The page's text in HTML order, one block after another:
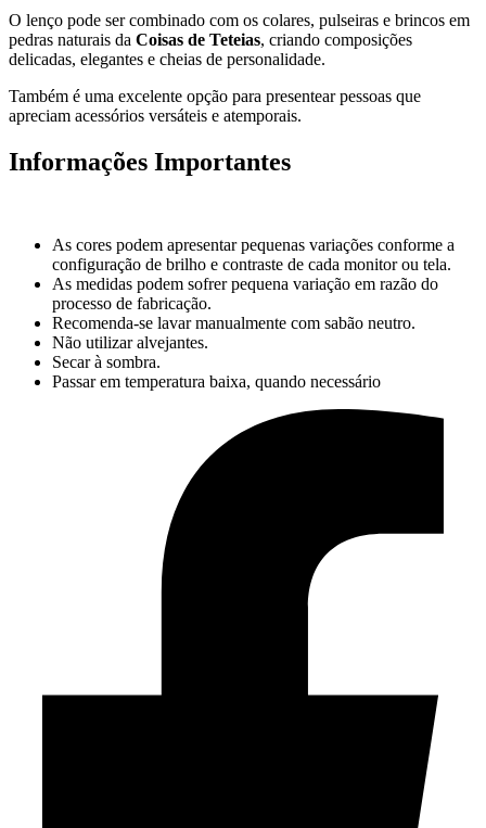
O lenço pode ser combinado com os colares, pulseiras e brincos em
pedras naturais da Coisas de Teteias, criando composições
delicadas, elegantes e cheias de personalidade.
Também é uma excelente opção para presentear pessoas que
apreciam acessórios versáteis e atemporais.
Informações Importantes
As cores podem apresentar pequenas variações conforme a
configuração de brilho e contraste de cada monitor ou tela.
As medidas podem sofrer pequena variação em razão do
processo de fabricação.
Recomenda-se lavar manualmente com sabão neutro.
Não utilizar alvejantes.
Secar à sombra.
Passar em temperatura baixa, quando necessário